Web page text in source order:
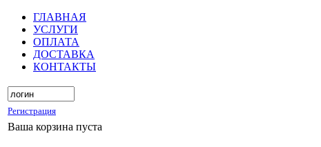
ГЛАВНАЯ
УСЛУГИ
ОПЛАТА
ДОСТАВКА
КОНТАКТЫ
Регистрация
Ваша корзина пуста